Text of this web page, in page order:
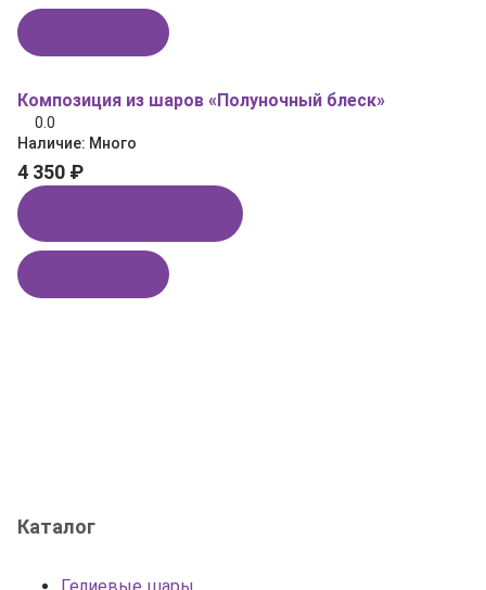
Композиция из шаров «Полуночный блеск»
0.0
Наличие: Много
4 350 ₽
Каталог